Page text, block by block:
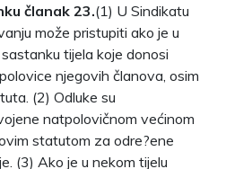
članak 23.(1) U Sindikatu
može pristupiti ako je u
tijela koje donosi
njegovih članova, osim
(2) Odluke su
natpolovičnom većinom
statutom za odre?ene
(3) Ako je u nekom tijelu